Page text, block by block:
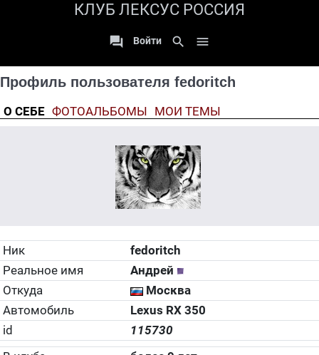
КЛУБ ЛЕКСУС РОССИЯ
 Войти search 
Профиль пользователя fedoritch
О СЕБЕ ФОТОАЛЬБОМЫ МОИ ТЕМЫ
Ник
fedoritch
Реальное имя
Андрей
Откуда
Москва
Автомобиль
Lexus RX 350
id
115730